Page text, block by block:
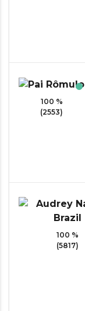
100 %
(2553)
100 %
(5817)